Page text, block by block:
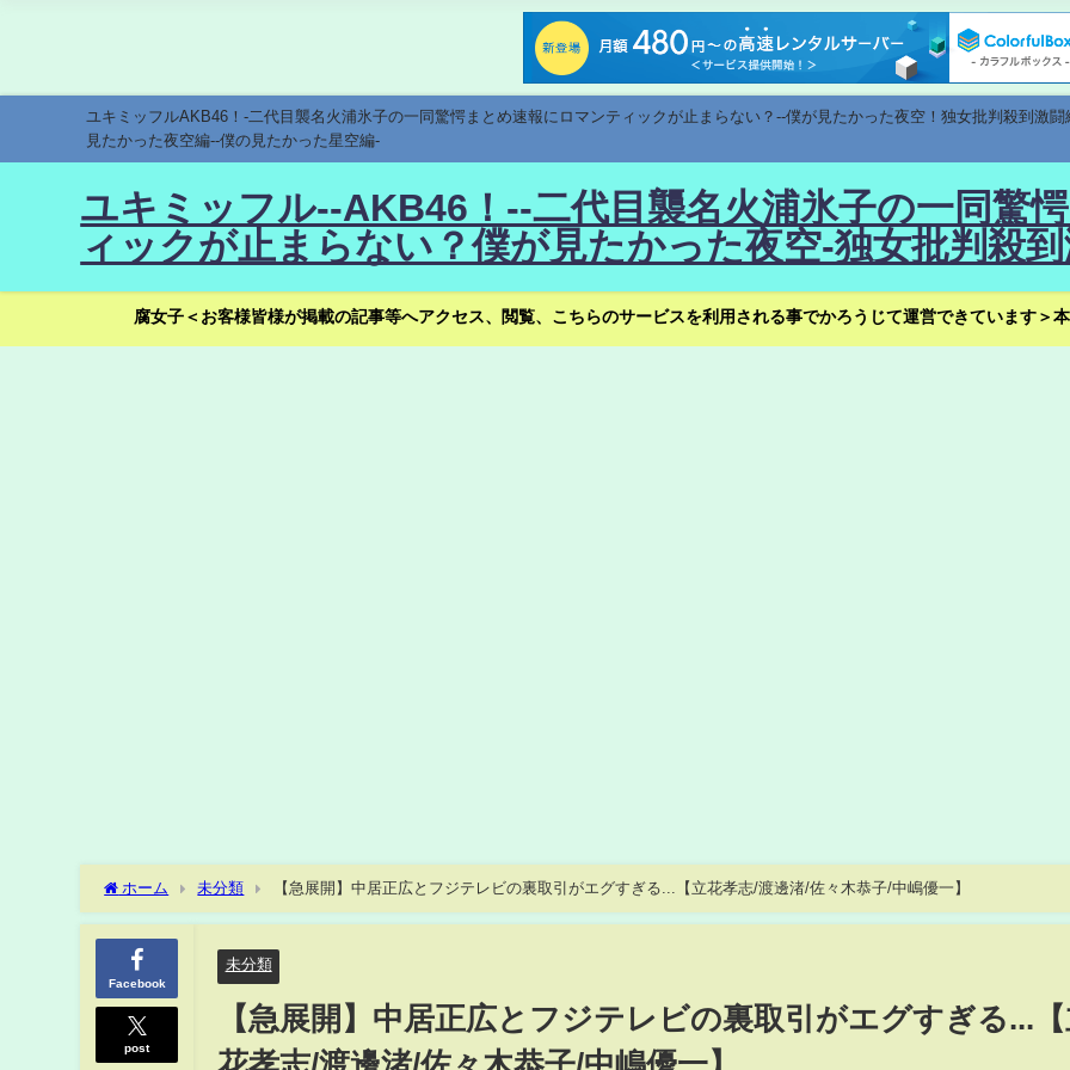
ユキミッフルAKB46！-二代目襲名火浦氷子の一同驚愕まとめ速報にロマンティックが止まらない？--僕が見たかった夜空！独女批判殺到激
見たかった夜空編--僕の見たかった星空編-
ユキミッフル--AKB46！--二代目襲名火浦氷子の一同驚
ィックが止まらない？僕が見たかった夜空-独女批判殺
腐女子＜お客様皆様が掲載の記事等へアクセス、閲覧、こちらのサービスを利用される事でかろうじて運営できています＞
ホーム 未分類 【急展開】中居正広とフジテレビの裏取引がエグすぎる...【立花孝志/渡邊渚/佐々木恭子/中嶋優一】
Facebook
post
未分類
【急展開】中居正広とフジテレビの裏取引がエグすぎる...
花孝志/渡邊渚/佐々木恭子/中嶋優一】